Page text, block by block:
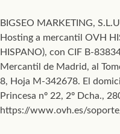
BIGSEO MARKETING,
Hosting a mercantil OVH
HISPANO), con CIF B-
Mercantil de Madrid, al
8, Hoja M-342678. El
Princesa nº 22, 2º Dcha.,
https://www.ovh.es/